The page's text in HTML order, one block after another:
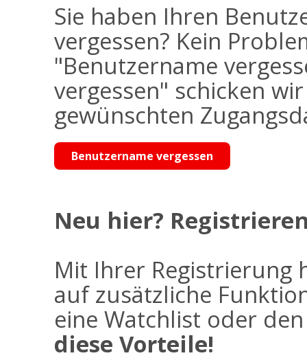
Sie haben Ihren
vergessen? Kein
"Benutzername
vergessen" schicken
gewünschten
Benutzername vergessen
Neu hier?
Mit Ihrer Registrierung
auf zusätzliche
eine Watchlist oder
diese Vorteile!